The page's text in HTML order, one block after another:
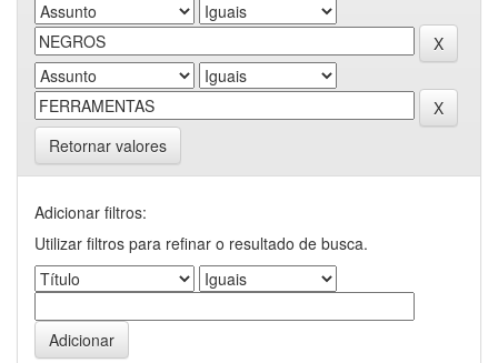
Retornar valores
Adicionar filtros:
Utilizar filtros para refinar o resultado de busca.